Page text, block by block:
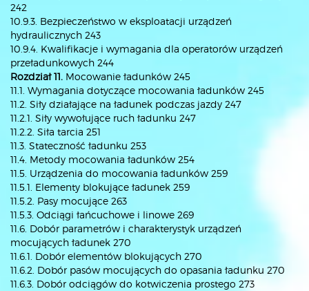
242
10.9.3. Bezpieczeństwo w eksploatacji urządzeń
hydraulicznych 243
10.9.4. Kwalifikacje i wymagania dla operatorów urządzeń
przeładunkowych 244
Rozdział 11. Mocowanie ładunków 245
11.1. Wymagania dotyczące mocowania ładunków 245
11.2. Siły działające na ładunek podczas jazdy 247
11.2.1. Siły wywołujące ruch ładunku 247
11.2.2. Siła tarcia 251
11.3. Stateczność ładunku 253
11.4. Metody mocowania ładunków 254
11.5. Urządzenia do mocowania ładunków 259
11.5.1. Elementy blokujące ładunek 259
11.5.2. Pasy mocujące 263
11.5.3. Odciągi łańcuchowe i linowe 269
11.6. Dobór parametrów i charakterystyk urządzeń
mocujących ładunek 270
11.6.1. Dobór elementów blokujących 270
11.6.2. Dobór pasów mocujących do opasania ładunku 270
11.6.3. Dobór odciągów do kotwiczenia prostego 273